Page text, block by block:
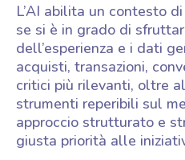
L’AI abilita un contesto
se si è in grado di
dell’esperienza e i dati
acquisti, transazioni,
critici più rilevanti, oltre
strumenti reperibili sul
approccio strutturato e
giusta priorità alle